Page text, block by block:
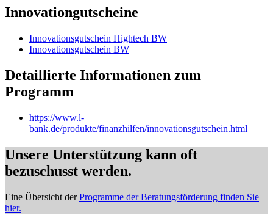
Innovationgutscheine
Innovationsgutschein Hightech BW
Innovationsgutschein BW
Detaillierte Informationen zum
Programm
https://www.l-
bank.de/produkte/finanzhilfen/innovationsgutschein.html
Unsere Unterstützung kann oft
bezuschusst werden.
Eine Übersicht derProgramme der Beratungsförderung finden Sie
hier.